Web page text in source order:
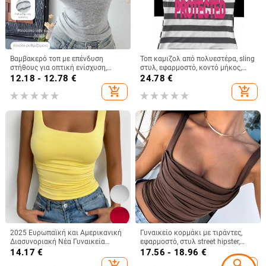
Βαμβακερό τοπ με επένδυση
στήθους για οπτική ενίσχυση,
γυναικείο τοπ με τιράντες,
12.18 - 12.78 €
add_shopping_cart
Τοπ καμιζολ από πολυεστέρα, sling
στυλ, εφαρμοστό, κοντό μήκος,
ριγέ/καρό μοτίβο
24.78 €
add_shopping_cart
2025 Ευρωπαϊκή και Αμερικανική
Διασυνοριακή Νέα Γυναικεία
Αμάνικη Μπλούζα με Τετράγωνο
Γιακά και Casual Basic Crop Top
14.17 €
Γυναικείο κορμάκι με τιράντες,
εφαρμοστό, στυλ street hipster,
κοντό μήκος, πολυεστέρας με
17.56 - 18.96 €